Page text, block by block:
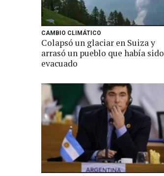
CAMBIO CLIMÁTICO
Colapsó un glaciar en Suiza y
arrasó un pueblo que había sido
evacuado